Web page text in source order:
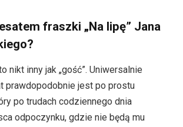
fraszki „Na lipę” Jana
nikt inny jak „gość”. Uniwersalnie
prawdopodobnie jest po prostu
po trudach codziennego dnia
odpoczynku, gdzie nie będą mu